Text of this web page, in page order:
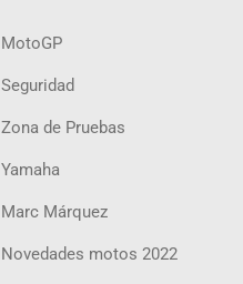
MotoGP
Seguridad
Zona de Pruebas
Yamaha
Marc Márquez
Novedades motos 2022